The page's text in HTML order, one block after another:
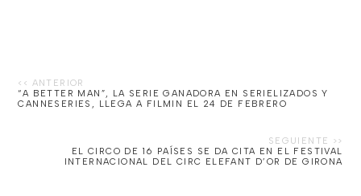
“A BETTER MAN”, LA SERIE GANADORA EN SERIELIZADOS Y
CANNESERIES, LLEGA A FILMIN EL 24 DE FEBRERO
EL CIRCO DE 16 PAÍSES SE DA CITA EN EL FESTIVAL
INTERNACIONAL DEL CIRC ELEFANT D’OR DE GIRONA